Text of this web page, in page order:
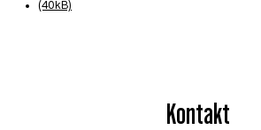
(40kB)
Kontakt